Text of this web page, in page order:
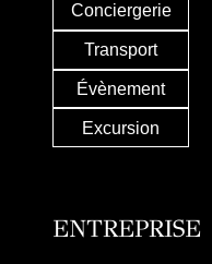
Conciergerie
Transport
Évènement
Excursion
ENTREPRISE